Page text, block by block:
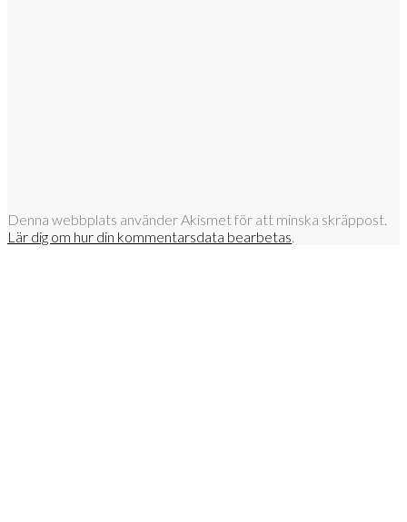
Denna webbplats använder Akismet för att minska skräppost.
Lär dig om hur din kommentarsdata bearbetas.